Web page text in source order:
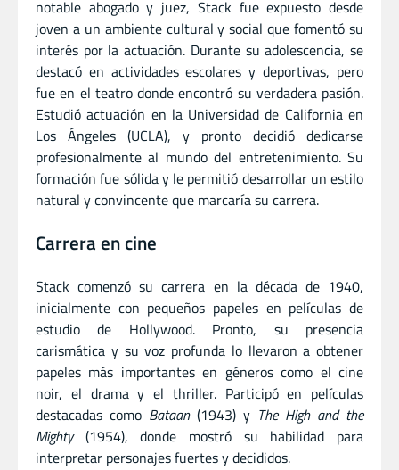
notable abogado y juez, Stack fue expuesto desde
joven a un ambiente cultural y social que fomentó su
interés por la actuación. Durante su adolescencia, se
destacó en actividades escolares y deportivas, pero
fue en el teatro donde encontró su verdadera pasión.
Estudió actuación en la Universidad de California en
Los Ángeles (UCLA), y pronto decidió dedicarse
profesionalmente al mundo del entretenimiento. Su
formación fue sólida y le permitió desarrollar un estilo
natural y convincente que marcaría su carrera.
Carrera en cine
Stack comenzó su carrera en la década de 1940,
inicialmente con pequeños papeles en películas de
estudio de Hollywood. Pronto, su presencia
carismática y su voz profunda lo llevaron a obtener
papeles más importantes en géneros como el cine
noir, el drama y el thriller. Participó en películas
destacadas como Bataan(1943) y The High and the
Mighty(1954), donde mostró su habilidad para
interpretar personajes fuertes y decididos.